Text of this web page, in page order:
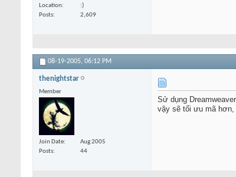
Location
:)
Posts
2,609
08-19-2005, 06:12 PM
thenightstar
Member
Join Date
Aug 2005
Posts
44
Sử dụng
vậy sẽ tối ưu mã hơn,